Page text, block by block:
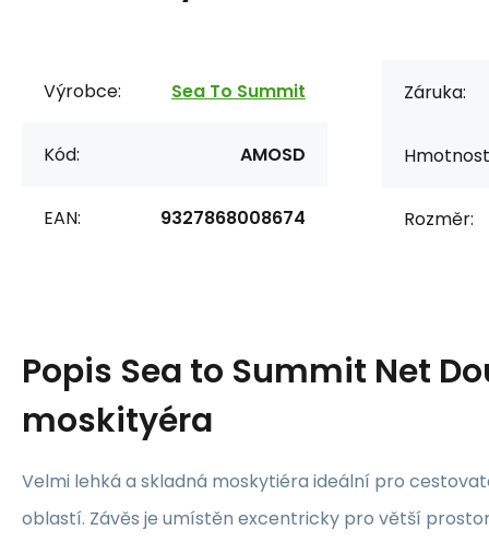
Výrobce: Sea To Summit
Kód: AMOSD
EAN: 9327868008674
Záruka:
Rozměr:
Popis Sea to Summit Net
moskityéra
Velmi lehká a skladná moskytiéra ideální pro
oblastí. Závěs je umístěn excentricky pro větší